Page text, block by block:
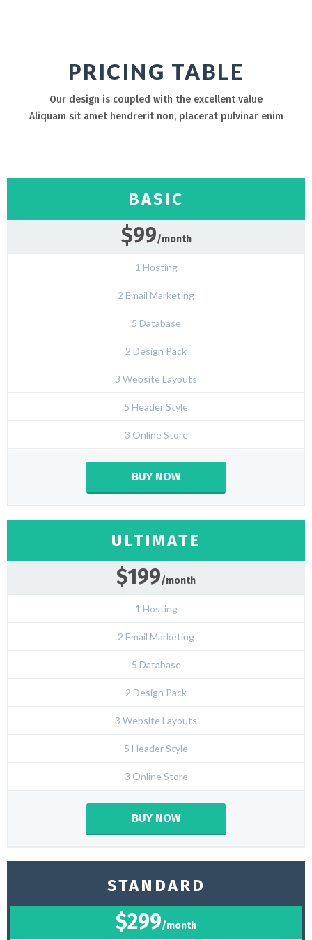
PRICING TABLE
Our design is coupled with the excellent value
Aliquam sit amet hendrerit non, placerat pulvinar enim
BASIC
$99/month
1 Hosting
2 Email Marketing
5 Database
2 Design Pack
3 Website Layouts
5 Header Style
3 Online Store
BUY NOW
ULTIMATE
$199/month
1 Hosting
2 Email Marketing
5 Database
2 Design Pack
3 Website Layouts
5 Header Style
3 Online Store
BUY NOW
STANDARD
$299/month